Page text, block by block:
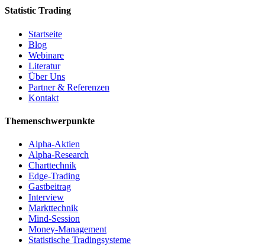
Statistic Trading
Startseite
Blog
Webinare
Literatur
Über Uns
Partner & Referenzen
Kontakt
Themenschwerpunkte
Alpha-Aktien
Alpha-Research
Charttechnik
Edge-Trading
Gastbeitrag
Interview
Markttechnik
Mind-Session
Money-Management
Statistische Tradingsysteme